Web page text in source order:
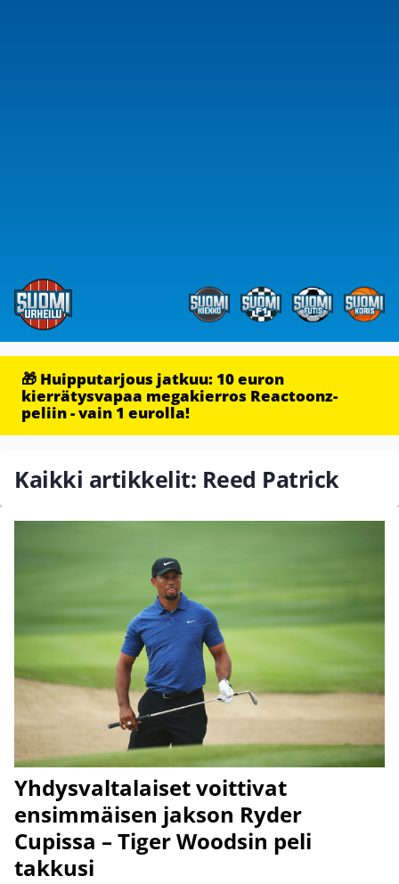
🎁 Huipputarjous jatkuu: 10 euron
kierrätysvapaa megakierros Reactoonz-
peliin - vain 1 eurolla!
Kaikki artikkelit: Reed Patrick
Yhdysvaltalaiset voittivat
ensimmäisen jakson Ryder
Cupissa – Tiger Woodsin peli
takkusi